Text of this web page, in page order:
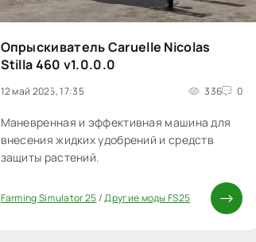
Опрыскиватель Caruelle Nicolas
Stilla 460 v1.0.0.0
12 май 2025, 17:35 336 0
Маневренная и эффективная машина для
внесения жидких удобрений и средств
защиты растений.
Farming Simulator 25/Другие моды FS25